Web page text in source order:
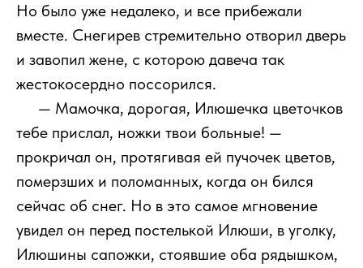
Но было уже недалеко, и все прибежали
вместе. Снегирев стремительно отворил дверь
и завопил жене, с которою давеча так
жестокосердно поссорился.
— Мамочка, дорогая, Илюшечка цветочков
тебе прислал, ножки твои больные! —
прокричал он, протягивая ей пучочек цветов,
померзших и поломанных, когда он бился
сейчас об снег. Но в это самое мгновение
увидел он перед постелькой Илюши, в уголку,
Илюшины сапожки, стоявшие оба рядышком,